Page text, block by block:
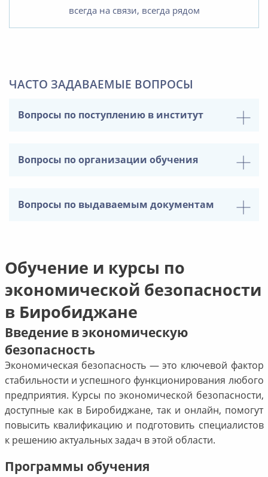
всегда на связи, всегда рядом
ЧАСТО ЗАДАВАЕМЫЕ ВОПРОСЫ
Вопросы по поступлению в институт
Вопросы по организации обучения
Вопросы по выдаваемым документам
Обучение и курсы по
экономической безопасности
в Биробиджане
Введение в экономическую
безопасность
Экономическая безопасность — это ключевой фактор
стабильности и успешного функционирования любого
предприятия. Курсы по экономической безопасности,
доступные как в Биробиджане, так и онлайн, помогут
повысить квалификацию и подготовить специалистов
к решению актуальных задач в этой области.
Программы обучения